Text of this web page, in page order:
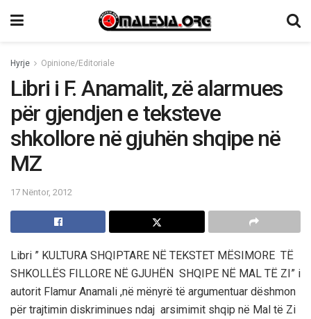
Hyrje Opinione/Editoriale
Libri i F. Anamalit, zë alarmues
për gjendjen e teksteve
shkollore në gjuhën shqipe në
MZ
17 Nëntor, 2012
Libri ” KULTURA SHQIPTARE NË TEKSTET MËSIMORE TË
SHKOLLËS FILLORE NË GJUHËN SHQIPE NË MAL TË ZI” i
autorit Flamur Anamali ,në mënyrë të argumentuar dëshmon
për trajtimin diskriminues ndaj arsimimit shqip në Mal të Zi